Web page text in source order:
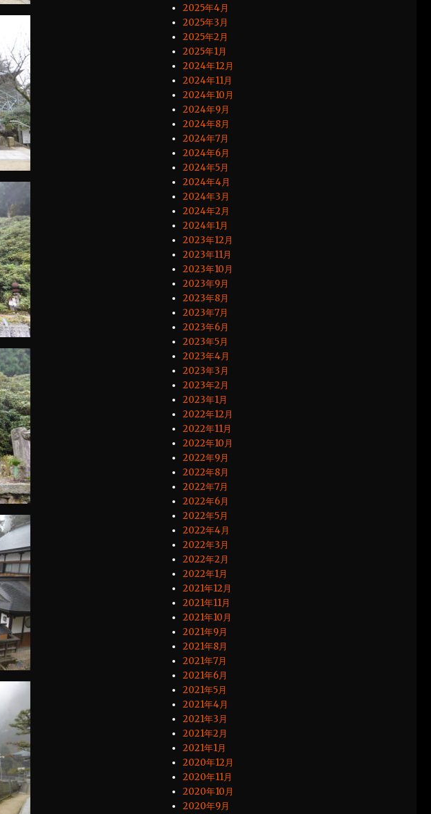
2025年4月
2025年3月
2025年2月
2025年1月
2024年12月
2024年11月
2024年10月
2024年9月
2024年8月
2024年7月
2024年6月
2024年5月
2024年4月
2024年3月
2024年2月
2024年1月
2023年12月
2023年11月
2023年10月
2023年9月
2023年8月
2023年7月
2023年6月
2023年5月
2023年4月
2023年3月
2023年2月
2023年1月
2022年12月
2022年11月
2022年10月
2022年9月
2022年8月
2022年7月
2022年6月
2022年5月
2022年4月
2022年3月
2022年2月
2022年1月
2021年12月
2021年11月
2021年10月
2021年9月
2021年8月
2021年7月
2021年6月
2021年5月
2021年4月
2021年3月
2021年2月
2021年1月
2020年12月
2020年11月
2020年10月
2020年9月